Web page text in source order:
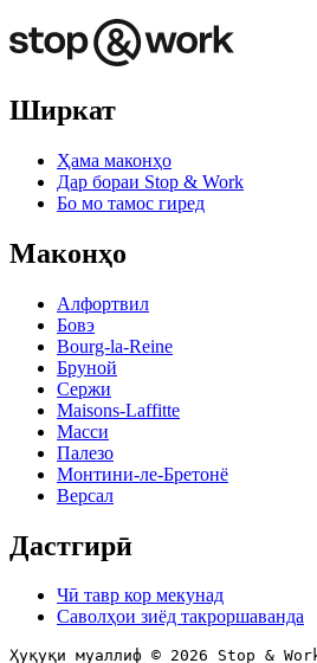
Ширкат
Ҳама маконҳо
Дар бораи Stop & Work
Бо мо тамос гиред
Маконҳо
Алфортвил
Бовэ
Bourg-la-Reine
Бруной
Сержи
Maisons-Laffitte
Масси
Палезо
Монтини-ле-Бретонё
Версал
Дастгирӣ
Чӣ тавр кор мекунад
Саволҳои зиёд такроршаванда
Ҳуқуқи муаллиф © 2026 Stop &